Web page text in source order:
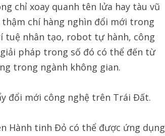
chỉ xoay quanh tên lửa hay tàu vũ
chí hàng nghìn đổi mới trong
tuệ nhân tạo, robot tự hành, công
pháp trong số đó có thể đến từ
trong ngành không gian.
đổi mới công nghệ trên Trái Đất.
Hành tinh Đỏ có thể được ứng dụng